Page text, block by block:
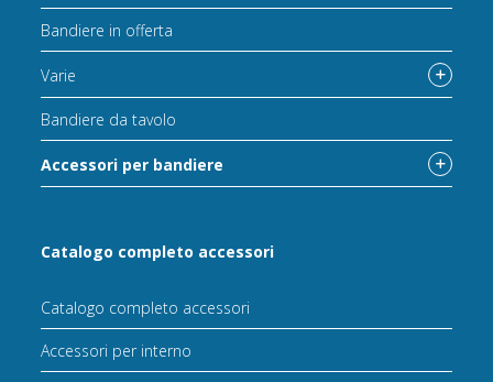
Bandiere in offerta
Varie
Bandiere da tavolo
Accessori per bandiere
Catalogo completo accessori
Catalogo completo accessori
Accessori per interno